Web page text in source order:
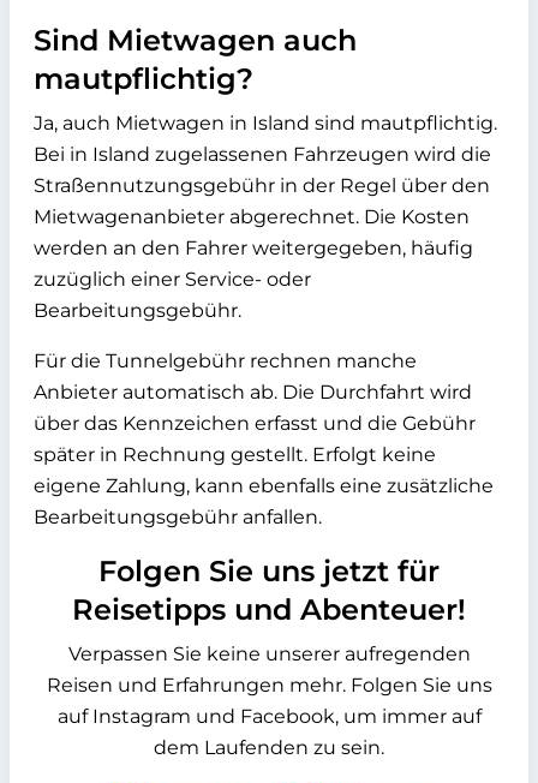
Sind Mietwagen auch
mautpflichtig?
Ja, auch Mietwagen in Island sind mautpflichtig.
Bei in Island zugelassenen Fahrzeugen wird die
Straßennutzungsgebühr in der Regel über den
Mietwagenanbieter abgerechnet. Die Kosten
werden an den Fahrer weitergegeben, häufig
zuzüglich einer Service- oder
Bearbeitungsgebühr.
Für die Tunnelgebühr rechnen manche
Anbieter automatisch ab. Die Durchfahrt wird
über das Kennzeichen erfasst und die Gebühr
später in Rechnung gestellt. Erfolgt keine
eigene Zahlung, kann ebenfalls eine zusätzliche
Bearbeitungsgebühr anfallen.
Folgen Sie uns jetzt für
Reisetipps und Abenteuer!
Verpassen Sie keine unserer aufregenden
Reisen und Erfahrungen mehr. Folgen Sie uns
auf Instagram und Facebook, um immer auf
dem Laufenden zu sein.